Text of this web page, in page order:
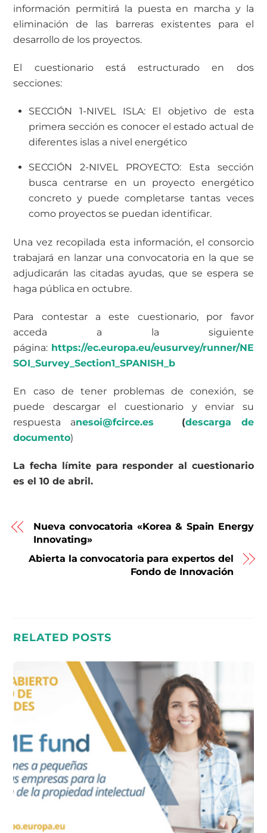
información permitirá la puesta en marcha y la
eliminación de las barreras existentes para el
desarrollo de los proyectos.
El cuestionario está estructurado en dos
secciones:
SECCIÓN 1-NIVEL ISLA: El objetivo de esta
primera sección es conocer el estado actual de
diferentes islas a nivel energético
SECCIÓN 2-NIVEL PROYECTO: Esta sección
busca centrarse en un proyecto energético
concreto y puede completarse tantas veces
como proyectos se puedan identificar.
Una vez recopilada esta información, el consorcio
trabajará en lanzar una convocatoria en la que se
adjudicarán las citadas ayudas, que se espera se
haga pública en octubre.
Para contestar a este cuestionario, por favor
acceda a la siguiente
página: https://ec.europa.eu/eusurvey/runner/NE
SOI_Survey_Section1_SPANISH_b
En caso de tener problemas de conexión, se
puede descargar el cuestionario y enviar su
respuesta anesoi@fcirce.es (descarga de
documento)
La fecha límite para responder al cuestionario
es el 10 de abril.
Nueva convocatoria «Korea & Spain Energy
Innovating»
Abierta la convocatoria para expertos del
Fondo de Innovación
RELATED POSTS